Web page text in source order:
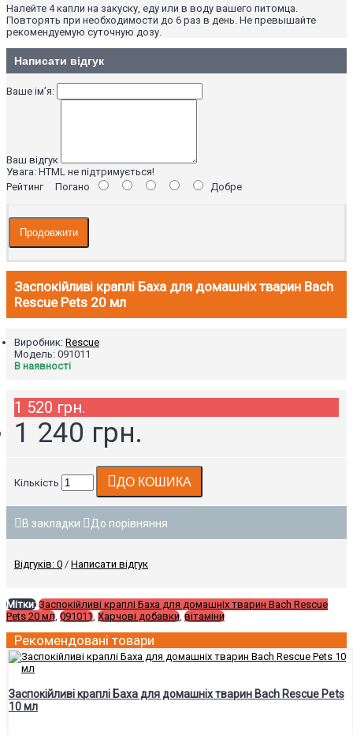
Налейте 4 капли на закуску, еду или в воду вашего питомца.
Повторять при необходимости до 6 раз в день. Не превышайте
рекомендуемую суточную дозу.
Написати відгук
Ваше ім’я:
Ваш відгук
Увага: HTML не підтримується!
РейтингПогано Добре
Продовжити
Заспокійливі краплі Баха для домашніх тварин Bach
Rescue Pets 20 мл
Виробник: Rescue
Модель: 091011
В наявності
1 520 грн.
1 240 грн.
Кількість ДО КОШИКА
В закладки До порівняння
Відгуків: 0 / Написати відгук
Мітки: Заспокійливі краплі Баха для домашніх тварин Bach Rescue
Pets 20 мл 091011 Харчові добавки вітаміни
Рекомендовані товари
Заспокійливі краплі Баха для домашніх тварин Bach Rescue Pets
10 мл